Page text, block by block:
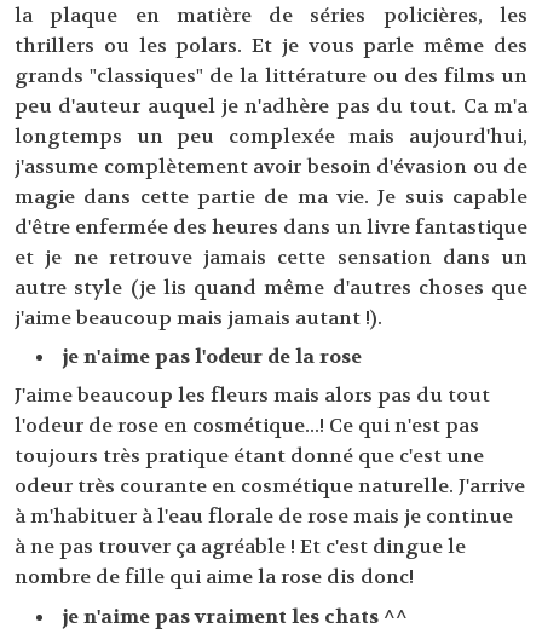
la plaque en matière de séries policières, les
thrillers ou les polars. Et je vous parle même des
grands "classiques" de la littérature ou des films un
peu d'auteur auquel je n'adhère pas du tout. Ca m'a
longtemps un peu complexée mais aujourd'hui,
j'assume complètement avoir besoin d'évasion ou de
magie dans cette partie de ma vie. Je suis capable
d'être enfermée des heures dans un livre fantastique
et je ne retrouve jamais cette sensation dans un
autre style (je lis quand même d'autres choses que
j'aime beaucoup mais jamais autant !).
je n'aime pas l'odeur de la rose
J'aime beaucoup les fleurs mais alors pas du tout
l'odeur de rose en cosmétique...! Ce qui n'est pas
toujours très pratique étant donné que c'est une
odeur très courante en cosmétique naturelle. J'arrive
à m'habituer à l'eau florale de rose mais je continue
à ne pas trouver ça agréable ! Et c'est dingue le
nombre de fille qui aime la rose dis donc!
je n'aime pas vraiment les chats ^^